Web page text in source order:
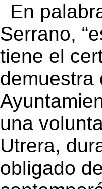
En
Serrano,
tiene el
demuestra
una
Utrera,
obligado